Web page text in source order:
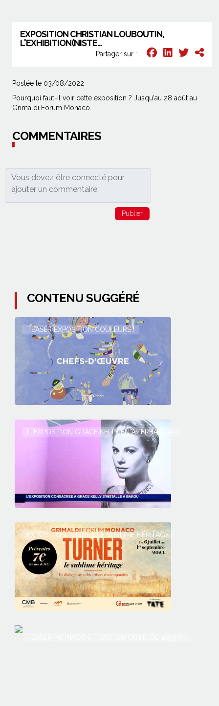
EXPOSITION CHRISTIAN LOUBOUTIN,
L'EXHIBITION(NISTE...
Partager sur :
Postée le 03/08/2022
Pourquoi faut-il voir cette exposition ? Jusqu'au 28 août au
Grimaldi Forum Monaco.
COMMENTAIRES
Publier
CONTENU SUGGÉRÉ
TEASER EXPOSITION COULEURS !
L' EXPOSITION GRACE KELLY EN AZERBAÏDJAN
EXPOSITION TURNER LE SUBLIME HÉRITAGE